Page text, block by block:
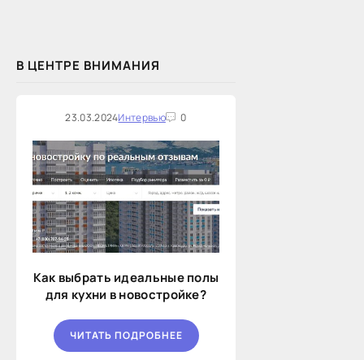
В ЦЕНТРЕ ВНИМАНИЯ
23.03.2024Интервью 0
Как выбрать идеальные полы
для кухни в новостройке?
ЧИТАТЬ ПОДРОБНЕЕ